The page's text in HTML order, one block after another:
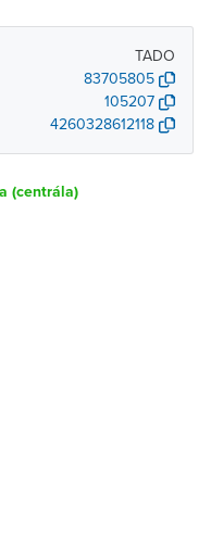
TADO
83705805
105207
4260328612118
(centrála)